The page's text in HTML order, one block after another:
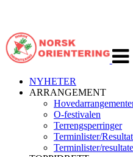
NYHETER
ARRANGEMENT
O-festivalen
Terrengsperringer
Terminlister/
Terminlister/